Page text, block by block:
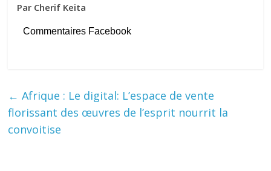
Par Cherif Keita
Commentaires Facebook
← Afrique : Le digital: L’espace de vente
florissant des œuvres de l’esprit nourrit la
convoitise